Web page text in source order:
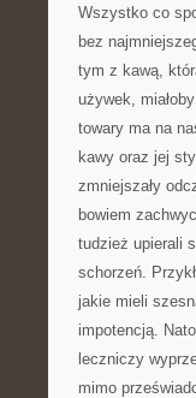
Wszystko co
bez
tym z kawą,
używek,
towary ma na
kawy oraz jej
zmniejszały
bowiem
tudzież upierali
schorzeń.
jakie mieli
impotencją.
leczniczy
mimo